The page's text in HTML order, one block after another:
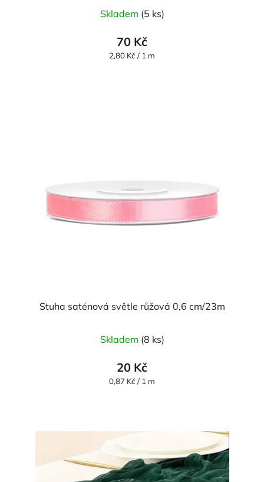
Skladem (5 ks)
70 Kč
Měrná
2,80 Kč / 1 m
Stuha saténová světle růžová 0,6 cm/23m
Skladem (8 ks)
20 Kč
Měrná
0,87 Kč / 1 m